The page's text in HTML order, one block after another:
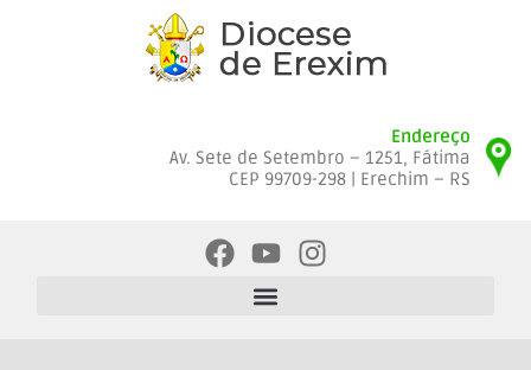
Endereço
Av. Sete de Setembro – 1251, Fátima
CEP 99709-298 | Erechim – RS